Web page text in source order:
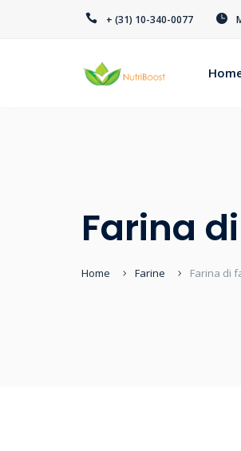
+ (31) 10-340-0077
Farina
Home Farine Farina di